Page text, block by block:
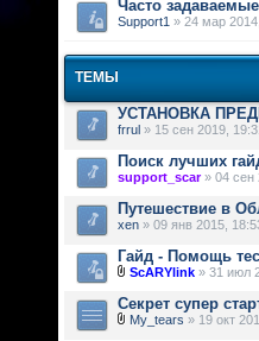
Часто
Support1 » 24 мар
ТЕМЫ
УСТАНОВКА
frrul » 15 сен 2019,
Поиск лучших
support_scar» 04 сен
Путешествие в
xen » 09 янв 2015,
Гайд - Помощь
ScARYlink » 31 июл
Секрет супер
My_tears » 19 окт